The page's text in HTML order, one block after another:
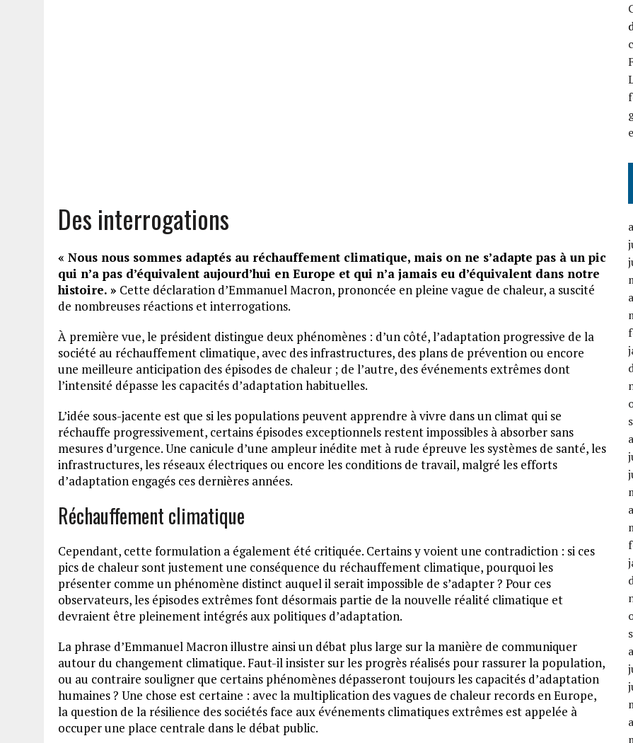
Des interrogations
« Nous nous sommes adaptés au réchauffement climatique, mais on ne s’adapte pas à un pic
qui n’a pas d’équivalent aujourd’hui en Europe et qui n’a jamais eu d’équivalent dans notre
histoire. » Cette déclaration d’Emmanuel Macron, prononcée en pleine vague de chaleur, a suscité
de nombreuses réactions et interrogations.
À première vue, le président distingue deux phénomènes : d’un côté, l’adaptation progressive de la
société au réchauffement climatique, avec des infrastructures, des plans de prévention ou encore
une meilleure anticipation des épisodes de chaleur ; de l’autre, des événements extrêmes dont
l’intensité dépasse les capacités d’adaptation habituelles.
L’idée sous-jacente est que si les populations peuvent apprendre à vivre dans un climat qui se
réchauffe progressivement, certains épisodes exceptionnels restent impossibles à absorber sans
mesures d’urgence. Une canicule d’une ampleur inédite met à rude épreuve les systèmes de santé, les
infrastructures, les réseaux électriques ou encore les conditions de travail, malgré les efforts
d’adaptation engagés ces dernières années.
Réchauffement climatique
Cependant, cette formulation a également été critiquée. Certains y voient une contradiction : si ces
pics de chaleur sont justement une conséquence du réchauffement climatique, pourquoi les
présenter comme un phénomène distinct auquel il serait impossible de s’adapter ? Pour ces
observateurs, les épisodes extrêmes font désormais partie de la nouvelle réalité climatique et
devraient être pleinement intégrés aux politiques d’adaptation.
La phrase d’Emmanuel Macron illustre ainsi un débat plus large sur la manière de communiquer
autour du changement climatique. Faut-il insister sur les progrès réalisés pour rassurer la population,
ou au contraire souligner que certains phénomènes dépasseront toujours les capacités d’adaptation
humaines ? Une chose est certaine : avec la multiplication des vagues de chaleur records en Europe,
la question de la résilience des sociétés face aux événements climatiques extrêmes est appelée à
occuper une place centrale dans le débat public.